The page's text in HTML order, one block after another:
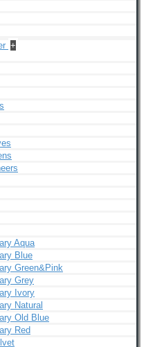
+
Aqua
Blue
Green&Pink
Grey
Ivory
Natural
Old Blue
Red